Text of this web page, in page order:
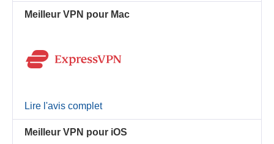
Meilleur VPN pour Mac
Lire l'avis complet
Meilleur VPN pour iOS